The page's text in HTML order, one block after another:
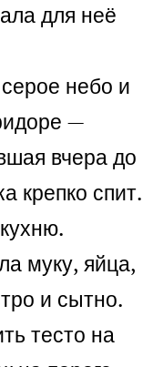
для неё
небо и
—
вчера до
крепко спит.
муку, яйца,
и сытно.
тесто на